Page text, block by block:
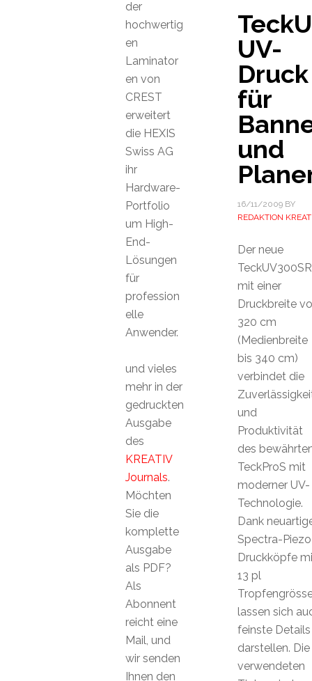
UV-
Druck
für
und
16/11/2009BY
REDAKTION
Der neue
TeckUV300SR
mit einer
Druckbreite
320 cm
(Medienbreite
bis 340 cm)
verbindet die
und
Produktivität
des
TeckProS mit
moderner UV-
Technologie.
Dank
Spectra-
Druckköpfe
13 pl
lassen sich
feinste Details
darstellen. Die
verwendeten
der
hochwertig
en
Laminator
en von
CREST
erweitert
die HEXIS
Swiss AG
ihr
Hardware-
Portfolio
um High-
End-
Lösungen
für
profession
elle
Anwender.
und vieles
mehr in der
gedruckten
Ausgabe
des
KREATIV
Journals.
Möchten
Sie die
komplette
Ausgabe
als PDF?
Als
Abonnent
reicht eine
Mail, und
wir senden
Ihnen den